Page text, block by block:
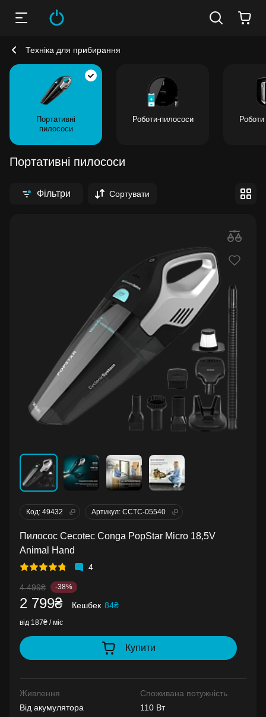
Техніка для прибирання
Роботи-пилососи
Портативні
пилососи
Портативні пилососи
Фільтри Сортувати
Код: 49432 Артикул: CCTC-05540
Пилосос Cecotec Conga PopStar Micro 18,5V
Animal Hand
4
4 499₴ -38%
2 799₴ Кешбек 84₴
від 187₴ / міс
Купити
Живлення
Від акумулятора
Споживана потужність
110 Вт